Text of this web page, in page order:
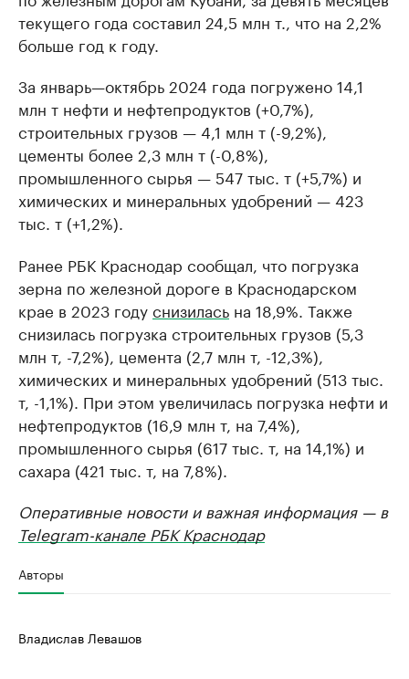
текущего года составил 24,5 млн т., что на 2,2%
больше год к году.
За январь—октябрь 2024 года погружено 14,1
млн т нефти и нефтепродуктов (+0,7%),
строительных грузов — 4,1 млн т (-9,2%),
цементы более 2,3 млн т (-0,8%),
промышленного сырья — 547 тыс. т (+5,7%) и
химических и минеральных удобрений — 423
тыс. т (+1,2%).
Ранее РБК Краснодар сообщал, что погрузка
зерна по железной дороге в Краснодарском
крае в 2023 годуснизилась на 18,9%. Также
снизилась погрузка строительных грузов (5,3
млн т, -7,2%), цемента (2,7 млн т, -12,3%),
химических и минеральных удобрений (513 тыс.
т, -1,1%). При этом увеличилась погрузка нефти и
нефтепродуктов (16,9 млн т, на 7,4%),
промышленного сырья (617 тыс. т, на 14,1%) и
сахара (421 тыс. т, на 7,8%).
Оперативные новости и важная информация — в
Telegram-канале РБК Краснодар
Авторы
Владислав Левашов